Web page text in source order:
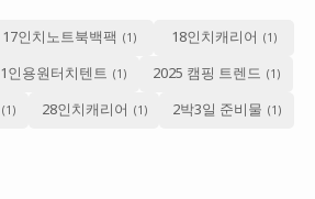
17인치노트북백팩
18인치캐리어
1인용원터치텐트
2025 캠핑 트렌드
28인치캐리어 2박3일 준비물